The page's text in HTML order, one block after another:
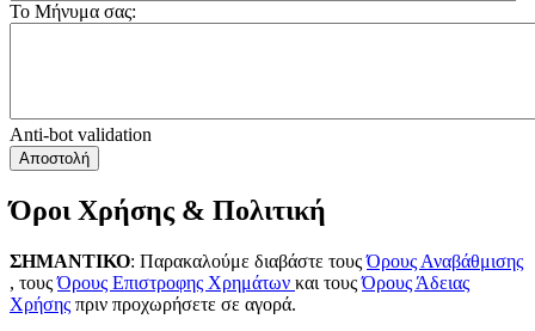
Το Μήνυμα σας:
Anti-bot validation
Αποστολή
Όροι Χρήσης & Πολιτική
ΣΗΜΑΝΤΙΚΟ: Παρακαλούμε διαβάστε τουςΌρους Αναβάθμισης
, τουςΌρους Επιστροφης Χρημάτων και τουςΌρους Άδειας
Χρήσης πριν προχωρήσετε σε αγορά.